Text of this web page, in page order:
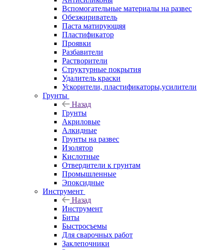
Вспомогательные материалы на развес
Обезжириватель
Паста матирующяя
Пластификатор
Проявки
Разбавители
Растворители
Структурные покрытия
Удалитель краски
Ускорители, пластификаторы,усилители
Грунты
Назад
Грунты
Акриловые
Алкидные
Грунты на развес
Изолятор
Кислотные
Отвердители к грунтам
Промышленные
Эпоксидные
Инструмент
Назад
Инструмент
Биты
Быстросъемы
Для сварочных работ
Заклепочники